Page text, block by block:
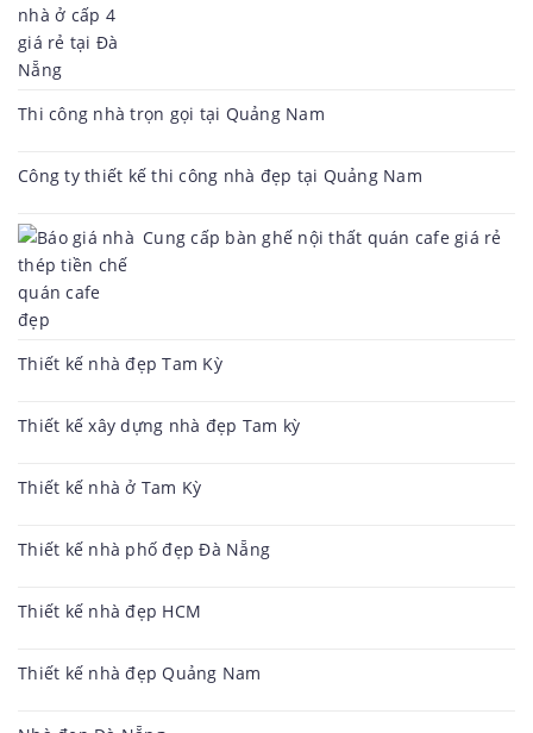
Thi công nhà trọn gọi tại Quảng Nam
Công ty thiết kế thi công nhà đẹp tại Quảng Nam
Cung cấp bàn ghế nội thất quán cafe giá rẻ
Thiết kế nhà đẹp Tam Kỳ
Thiết kế xây dựng nhà đẹp Tam kỳ
Thiết kế nhà ở Tam Kỳ
Thiết kế nhà phố đẹp Đà Nẵng
Thiết kế nhà đẹp HCM
Thiết kế nhà đẹp Quảng Nam